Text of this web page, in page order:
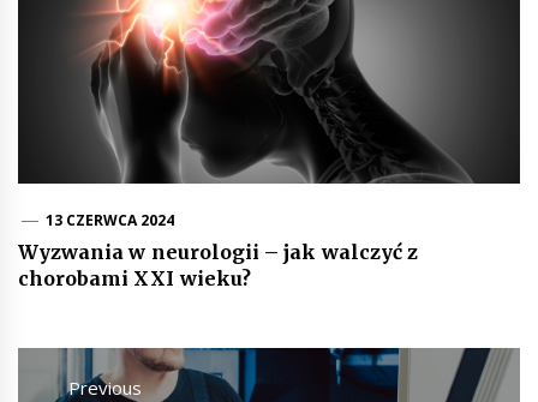
13 CZERWCA 2024
Wyzwania w neurologii – jak walczyć z
chorobami XXI wieku?
Nawigacja
wpisuPrevious